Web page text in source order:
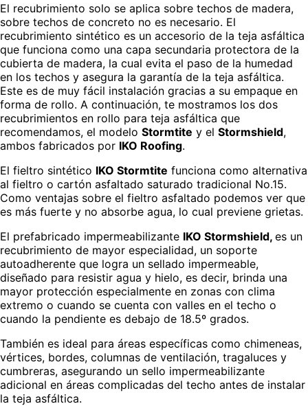
El recubrimiento solo se aplica sobre techos de madera,
sobre techos de concreto no es necesario. El
recubrimiento sintético es un accesorio de la teja asfáltica
que funciona como una capa secundaria protectora de la
cubierta de madera, la cual evita el paso de la humedad
en los techos y asegura la garantía de la teja asfáltica.
Este es de muy fácil instalación gracias a su empaque en
forma de rollo. A continuación, te mostramos los dos
recubrimientos en rollo para teja asfáltica que
recomendamos, el modelo Stormtite y el Stormshield,
ambos fabricados por IKO Roofing.
El fieltro sintético IKO Stormtite funciona como alternativa
al fieltro o cartón asfaltado saturado tradicional No.15.
Como ventajas sobre el fieltro asfaltado podemos ver que
es más fuerte y no absorbe agua, lo cual previene grietas.
El prefabricado impermeabilizante IKO Stormshield, es un
recubrimiento de mayor especialidad, un soporte
autoadherente que logra un sellado impermeable,
diseñado para resistir agua y hielo, es decir, brinda una
mayor protección especialmente en zonas con clima
extremo o cuando se cuenta con valles en el techo o
cuando la pendiente es debajo de 18.5º grados.
También es ideal para áreas específicas como chimeneas,
vértices, bordes, columnas de ventilación, tragaluces y
cumbreras, asegurando un sello impermeabilizante
adicional en áreas complicadas del techo antes de instalar
la teja asfáltica.